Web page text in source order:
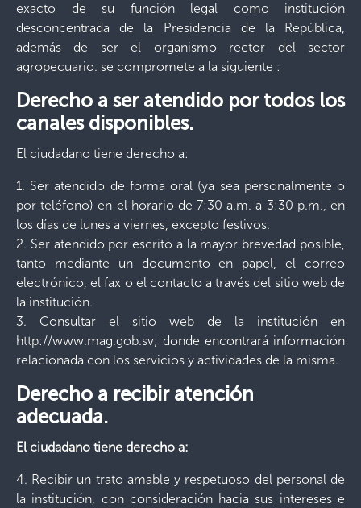
exacto de su función legal como institución
desconcentrada de la Presidencia de la República,
además de ser el organismo rector del sector
agropecuario. se compromete a la siguiente :
Derecho a ser atendido por todos los
canales disponibles.
El ciudadano tiene derecho a:
1. Ser atendido de forma oral (ya sea personalmente o
por teléfono) en el horario de 7:30 a.m. a 3:30 p.m., en
los días de lunes a viernes, excepto festivos.
2. Ser atendido por escrito a la mayor brevedad posible,
tanto mediante un documento en papel, el correo
electrónico, el fax o el contacto a través del sitio web de
la institución.
3. Consultar el sitio web de la institución en
http://www.mag.gob.sv; donde encontrará información
relacionada con los servicios y actividades de la misma.
Derecho a recibir atención
adecuada.
El ciudadano tiene derecho a:
4. Recibir un trato amable y respetuoso del personal de
la institución, con consideración hacia sus intereses e